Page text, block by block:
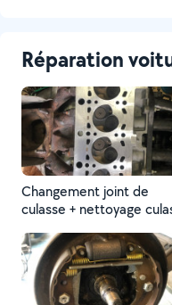
Réparation
Changement joint de
culasse + nettoyage